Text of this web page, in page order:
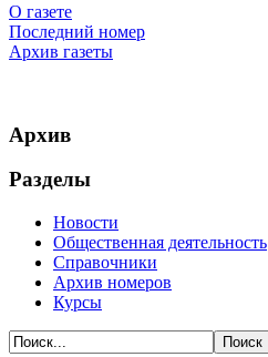
О газете
Последний номер
Архив газеты
Архив
Разделы
Новости
Общественная деятельность
Справочники
Архив номеров
Курсы